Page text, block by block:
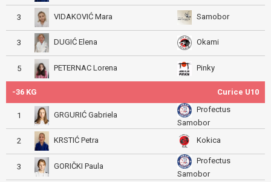
3 VIDAKOVIĆ Mara Samobor
3 DUGIĆ Elena Okami
5 PETERNAC Lorena Pinky
-36 KG Curice U10
1 GRGURIĆ Gabriela
Profectus
Samobor
2
KRSTIĆ Petra Kokica
3 GORIČKI Paula
Profectus
Samobor